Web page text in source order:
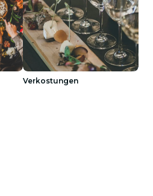
Verkostungen